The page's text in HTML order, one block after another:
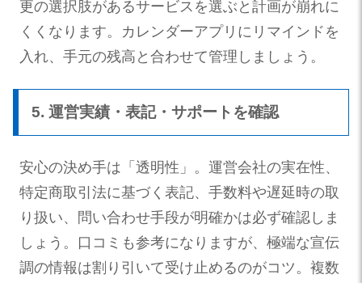
更の選択肢があるサービスを選ぶと計画が崩れに
くくなります。カレンダーアプリにリマインドを
入れ、手元の残高と合わせて管理しましょう。
5. 運営実績・表記・サポートを確認
安心の決め手は「透明性」。運営会社の実在性、
特定商取引法に基づく表記、手数料や遅延時の取
り扱い、問い合わせ手段が明確かは必ず確認しま
しょう。口コミも参考になりますが、極端な宣伝
調の情報は割り引いて受け止めるのがコツ。複数